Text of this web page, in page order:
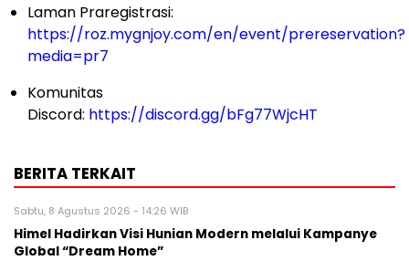
Laman Praregistrasi:
https://roz.mygnjoy.com/en/event/prereservation?
media=pr7
Komunitas
Discord: https://discord.gg/bFg77WjcHT
BERITA TERKAIT
Sabtu, 8 Agustus 2026 - 14:26 WIB
Himel Hadirkan Visi Hunian Modern melalui Kampanye
Global “Dream Home”